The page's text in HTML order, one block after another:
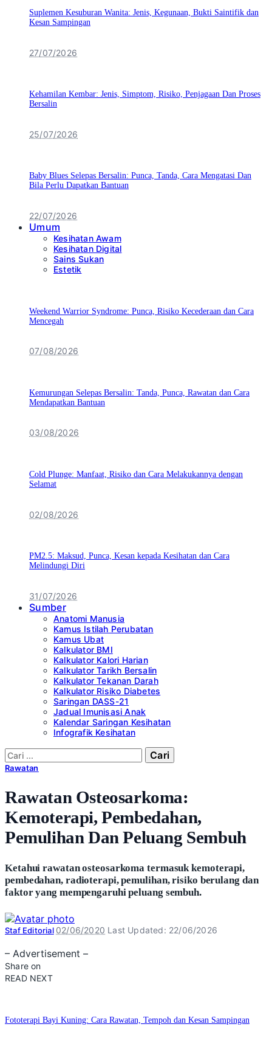
Suplemen Kesuburan Wanita: Jenis, Kegunaan, Bukti Saintifik dan
Kesan Sampingan
27/07/2026
Kehamilan Kembar: Jenis, Simptom, Risiko, Penjagaan Dan Proses
Bersalin
25/07/2026
Baby Blues Selepas Bersalin: Punca, Tanda, Cara Mengatasi Dan
Bila Perlu Dapatkan Bantuan
22/07/2026
Umum
Kesihatan Awam
Kesihatan Digital
Sains Sukan
Estetik
Weekend Warrior Syndrome: Punca, Risiko Kecederaan dan Cara
Mencegah
07/08/2026
Kemurungan Selepas Bersalin: Tanda, Punca, Rawatan dan Cara
Mendapatkan Bantuan
03/08/2026
Cold Plunge: Manfaat, Risiko dan Cara Melakukannya dengan
Selamat
02/08/2026
PM2.5: Maksud, Punca, Kesan kepada Kesihatan dan Cara
Melindungi Diri
31/07/2026
Sumber
Anatomi Manusia
Kamus Istilah Perubatan
Kamus Ubat
Kalkulator BMI
Kalkulator Kalori Harian
Kalkulator Tarikh Bersalin
Kalkulator Tekanan Darah
Kalkulator Risiko Diabetes
Saringan DASS-21
Jadual Imunisasi Anak
Kalendar Saringan Kesihatan
Infografik Kesihatan
Cari:
Rawatan
Rawatan Osteosarkoma:
Kemoterapi, Pembedahan,
Pemulihan Dan Peluang Sembuh
Ketahui rawatan osteosarkoma termasuk kemoterapi,
pembedahan, radioterapi, pemulihan, risiko berulang dan
faktor yang mempengaruhi peluang sembuh.
Posted
Staf Editorial 02/06/2020 Last Updated: 22/06/2026
– Advertisement –
Share on
READ NEXT
Fototerapi Bayi Kuning: Cara Rawatan, Tempoh dan Kesan Sampingan